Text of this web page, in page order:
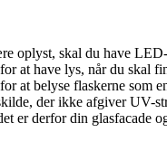
oplyst, skal du have
at have lys, når du skal
at belyse flaskerne som
der ikke afgiver UV-
er derfor din glasfacade